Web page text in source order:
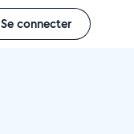
Se connecter